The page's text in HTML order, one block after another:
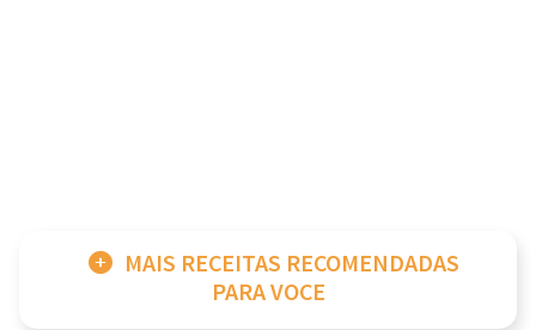
MAIS RECEITAS RECOMENDADAS
PARA VOCE